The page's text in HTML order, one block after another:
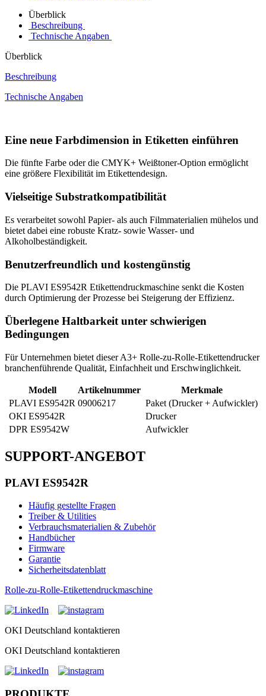
Überblick
Beschreibung
Technische Angaben
Überblick
Beschreibung
Technische Angaben
Eine neue Farbdimension in Etiketten einführen
Die fünfte Farbe oder die CMYK+ Weißtoner-Option ermöglicht
eine größere Flexibilität im Etikettendesign.
Vielseitige Substratkompatibilität
Es verarbeitet sowohl Papier- als auch Filmmaterialien mühelos und
bietet dabei eine robuste Kratz- sowie Wasser- und
Alkoholbeständigkeit.
Benutzerfreundlich und kostengünstig
Die PLAVI ES9542R Etikettendruckmaschine senkt die Kosten
durch Optimierung der Prozesse bei Steigerung der Effizienz.
Überlegene Haltbarkeit unter schwierigen
Bedingungen
Für Unternehmen bietet dieser A3+ Rolle-zu-Rolle-Etikettendrucker
branchenführende Qualität, Einfachheit und Erschwinglichkeit.
Modell Artikelnummer
Merkmale
PLAVI ES9542R 09006217
Paket (Drucker + Aufwickler)
OKI ES9542R
Drucker
DPR ES9542W
Aufwickler
SUPPORT-ANGEBOT
PLAVI ES9542R
Häufig gestellte Fragen
Treiber & Utilities
Verbrauchsmaterialien & Zubehör
Handbücher
Firmware
Garantie
Sicherheitsdatenblatt
Rolle-zu-Rolle-Etikettendruckmaschine
OKI Deutschland kontaktieren
OKI Deutschland kontaktieren